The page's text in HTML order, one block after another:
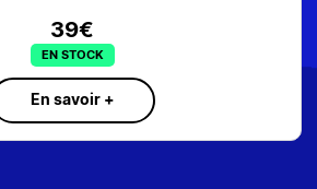
39€
EN STOCK
En savoir +